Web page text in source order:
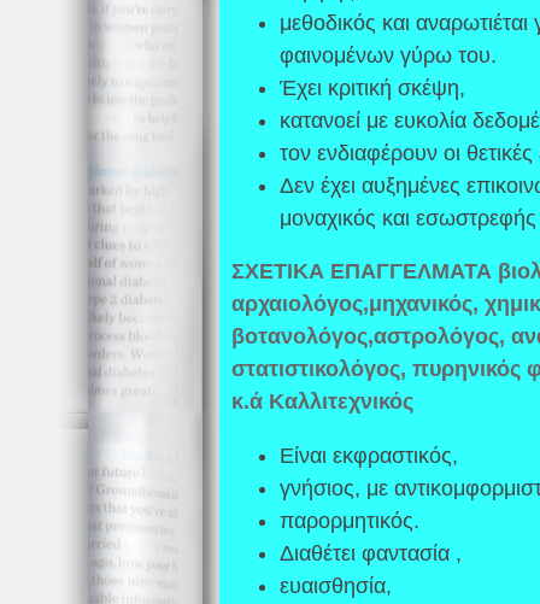
μεθοδικός και
φαινομένων γύρω του.
Έχει κριτική σκέψη,
κατανοεί με ευκολία
τον ενδιαφέρουν οι
Δεν έχει αυξημένες
μοναχικός και
ΣΧΕΤΙΚΑ ΕΠΑΓΓΕΛΜΑΤΑ
αρχαιολόγος,μηχανικός,
βοτανολόγος,αστρολόγος,
στατιστικολόγος, πυρηνικός
κ.ά Καλλιτεχνικός
Είναι εκφραστικός,
γνήσιος, με
παρορμητικός.
Διαθέτει φαντασία ,
ευαισθησία,